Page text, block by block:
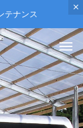
テナンス